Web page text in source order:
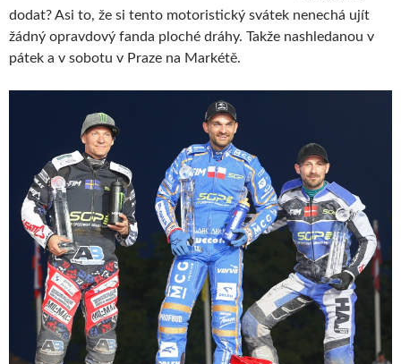
dodat? Asi to, že si tento motoristický svátek nenechá ujít
žádný opravdový fanda ploché dráhy. Takže nashledanou v
pátek a v sobotu v Praze na Markétě.